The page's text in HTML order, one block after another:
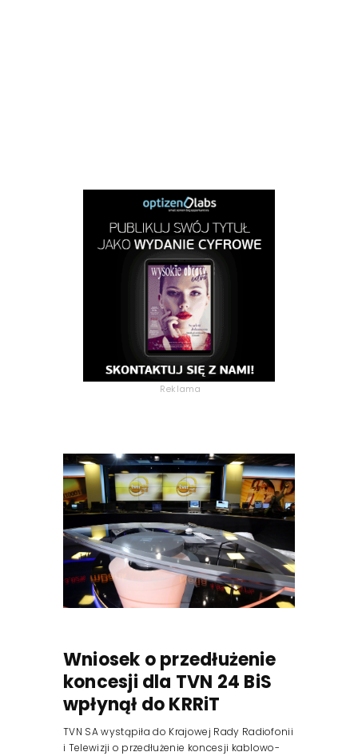
Reklama
Wniosek o przedłużenie
koncesji dla TVN 24 BiS
wpłynął do KRRiT
TVN SA wystąpiła do Krajowej Rady Radiofonii
i Telewizji o przedłużenie koncesji kablowo-